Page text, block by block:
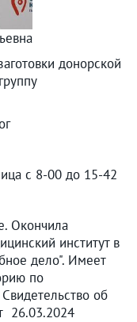
донорской
с 8-00 до 15-42
Окончила
институт в
дело". Имеет
по
об
26.03.2024